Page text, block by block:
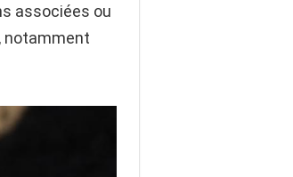
associées ou
notamment